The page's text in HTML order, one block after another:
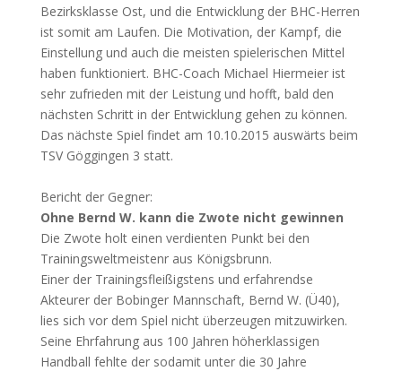
Bezirksklasse Ost, und die Entwicklung der BHC-Herren
ist somit am Laufen. Die Motivation, der Kampf, die
Einstellung und auch die meisten spielerischen Mittel
haben funktioniert. BHC-Coach Michael Hiermeier ist
sehr zufrieden mit der Leistung und hofft, bald den
nächsten Schritt in der Entwicklung gehen zu können.
Das nächste Spiel findet am 10.10.2015 auswärts beim
TSV Göggingen 3 statt.
Bericht der Gegner:
Ohne Bernd W. kann die Zwote nicht gewinnen
Die Zwote holt einen verdienten Punkt bei den
Trainingsweltmeistenr aus Königsbrunn.
Einer der Trainingsfleißigstens und erfahrendse
Akteurer der Bobinger Mannschaft, Bernd W. (Ü40),
lies sich vor dem Spiel nicht überzeugen mitzuwirken.
Seine Ehrfahrung aus 100 Jahren höherklassigen
Handball fehlte der sodamit unter die 30 Jahre